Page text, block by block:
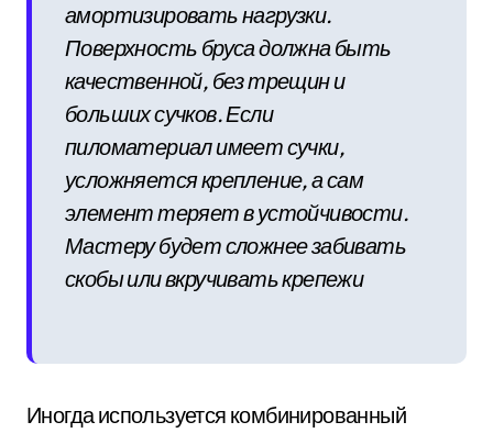
амортизировать нагрузки.
Поверхность бруса должна быть
качественной, без трещин и
больших сучков. Если
пиломатериал имеет сучки,
усложняется крепление, а сам
элемент теряет в устойчивости.
Мастеру будет сложнее забивать
скобы или вкручивать крепежи
Иногда используется комбинированный